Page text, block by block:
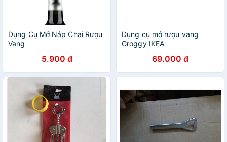
Dụng Cụ Mở Nắp Chai Rượu
Vang
5.900 đ
Dụng cụ mở rượu vang
Groggy IKEA
69.000 đ